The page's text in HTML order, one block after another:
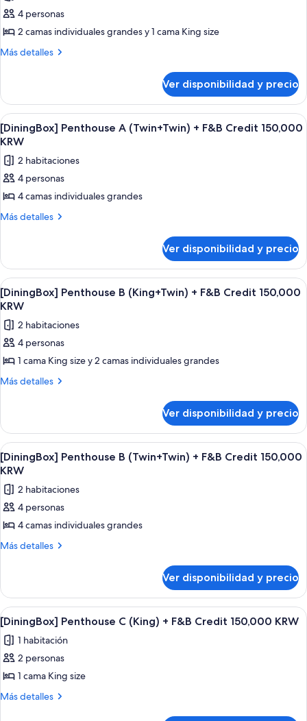
Credit
50,000KRW/night
de
[DiningBox]
Penthouse
+
F&B
Credit
150,000
KRW
4 personas
2 camas individuales grandes y 1 cama King size
Más detalles
Más
Penthouse
A
(King+Twin)
+
Credit
150,000
Ver disponibilidad y precio
Ver
todas
las
fotos
de
[DiningBox]
Penthouse
+
F&B
Credit
150,000
KRW
Un balcón con sillas de mimbre y
6
[DiningBox] Penthouse A (Twin+Twin) + F&B Credit 150,000
KRW
2 habitaciones
4 personas
4 camas individuales grandes
Más detalles
Más
Penthouse
A
(Twin+Twin)
+
Credit
150,000
Ver disponibilidad y precio
Ver
todas
las
fotos
de
[DiningBox]
Penthouse
+
F&B
Credit
150,000
KRW
Un balcón con sillas de mimbre y
4
[DiningBox] Penthouse B (King+Twin) + F&B Credit 150,000
KRW
2 habitaciones
4 personas
1 cama King size y 2 camas individuales grandes
Más detalles
Más
Penthouse
B
(King+Twin)
+
Credit
150,000
Ver disponibilidad y precio
Ver
todas
las
fotos
de
[DiningBox]
Penthouse
+
F&B
Credit
150,000
KRW
Una habitación de hotel moderna
5
[DiningBox] Penthouse B (Twin+Twin) + F&B Credit 150,000
KRW
2 habitaciones
4 personas
4 camas individuales grandes
Más detalles
Más
Penthouse
B
(Twin+Twin)
+
F&B
Credit
KRW
Ver disponibilidad y precio
Ver
todas
las
fotos
de
[DiningBox]
Un balcón con sillas de mimbre y
3
[DiningBox] Penthouse C (King) + F&B Credit 150,000 KRW
1 habitación
2 personas
1 cama King size
Más detalles
Más